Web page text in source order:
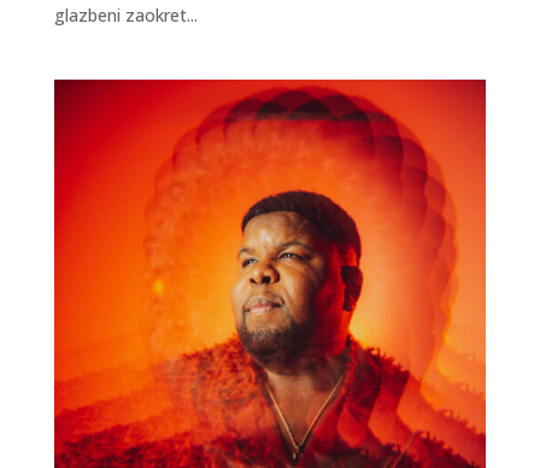
glazbeni zaokret...